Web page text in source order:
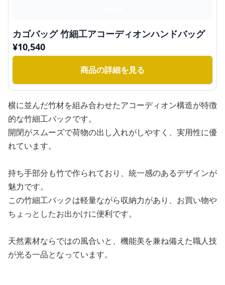
カゴバッグ 竹細工アコーディオンハンドバッグ
¥10,540
商品の詳細を見る
横に並んだ竹材を組み合わせたアコーディオン構造が特徴
的な竹細工バックです。
開閉がスムーズで荷物の出し入れがしやすく、実用性に優
れています。
持ち手部分も竹で作られており、統一感のあるデザインが
魅力です。
この竹細工バックは軽量ながら収納力があり、お買い物や
ちょっとしたお出かけに便利です。
天然素材ならではの風合いと、機能美を兼ね備えた職人技
が光る一品となっています。